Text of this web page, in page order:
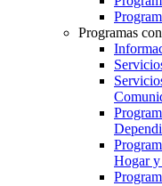
Programas
Hogar